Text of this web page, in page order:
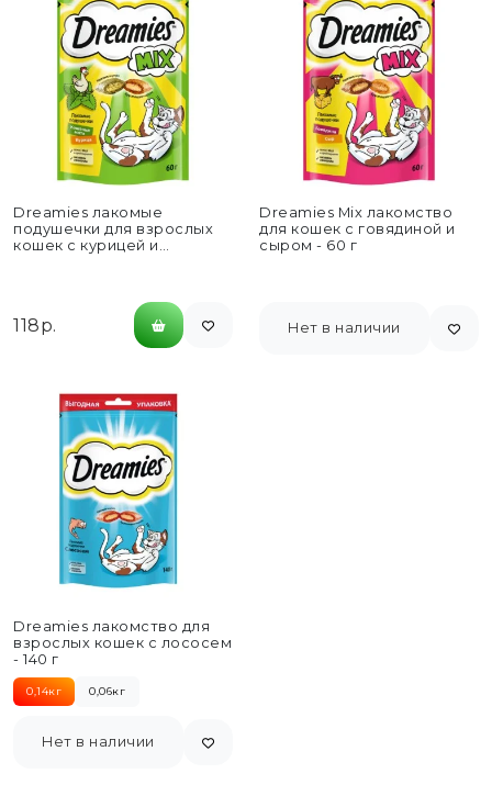
Dreamies лакомые
подушечки для взрослых
кошек с курицей и
118р.
Dreamies Mix лакомство
для кошек с говядиной и
сыром - 60 г
Нет в наличии
Dreamies лакомство для
взрослых кошек с лососем
- 140 г
0,14кг 0,06кг
Нет в наличии